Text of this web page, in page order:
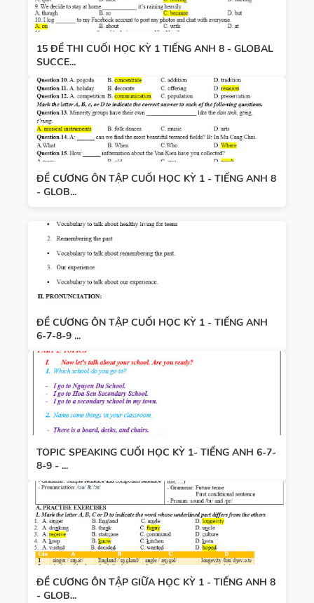
15 ĐỀ THI CUỐI HỌC KỲ 1 TIẾNG ANH 8 - GLOBAL
SUCCE...
ĐỀ CƯƠNG ÔN TẬP CUỐI HỌC KỲ 1 - TIẾNG ANH 8
- GLOB...
ĐỀ CƯƠNG ÔN TẬP CUỐI HỌC KỲ 1 - TIẾNG ANH
6-7-8-9 ...
TOPIC SPEAKING CUỐI HỌC KỲ 1- TIẾNG ANH 6-7-
8-9 - ...
ĐỀ CƯƠNG ÔN TẬP GIỮA HỌC KỲ 1 - TIẾNG ANH 8
- GLOB...